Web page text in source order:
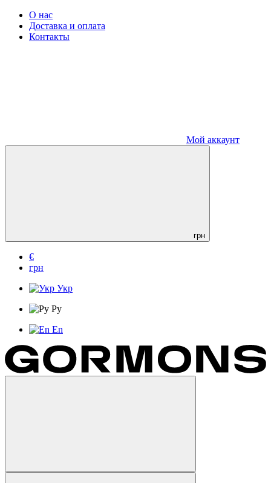
О нас
Доставка и оплата
Контакты
Мой аккаунт
грн
€
грн
Укр
Ру
En